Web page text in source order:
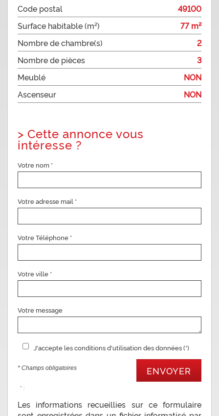
Code postal
49100
Surface habitable (m²)
77 m²
Nombre de chambre(s)
2
Nombre de pièces
3
Meublé
NON
Ascenseur
NON
> Cette annonce vous
intéresse ?
Votre nom *
Votre adresse mail *
Votre Téléphone *
Votre ville *
Votre message
J'accepte les conditions d'utilisation des données (*)
* Champs obligatoires ENVOYER
* :
Les informations recueillies sur ce formulaire